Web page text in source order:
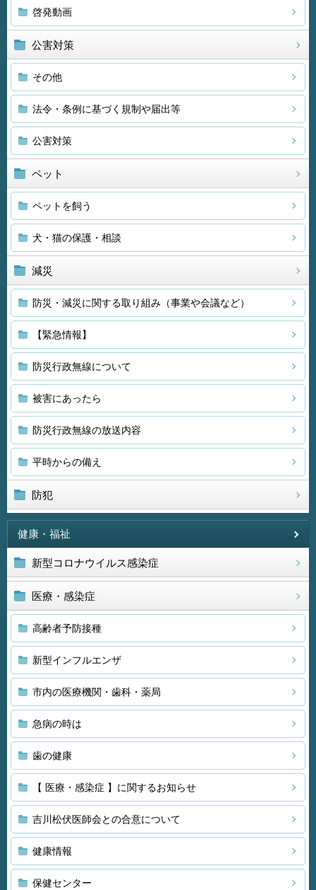
啓発動画
公害対策
その他
法令・条例に基づく規制や届出等
公害対策
ペット
ペットを飼う
犬・猫の保護・相談
減災
防災・減災に関する取り組み（事業や会議など）
【緊急情報】
防災行政無線について
被害にあったら
防災行政無線の放送内容
平時からの備え
防犯
健康・福祉
新型コロナウイルス感染症
医療・感染症
高齢者予防接種
新型インフルエンザ
市内の医療機関・歯科・薬局
急病の時は
歯の健康
【 医療・感染症 】に関するお知らせ
吉川松伏医師会との合意について
健康情報
保健センター